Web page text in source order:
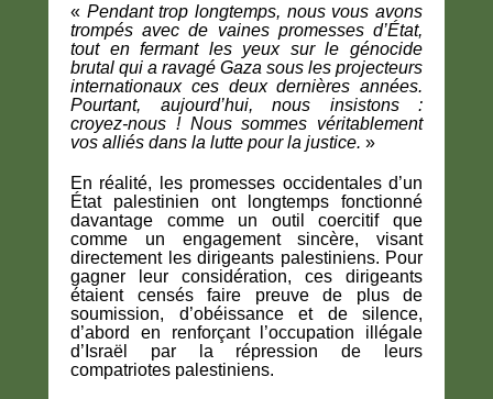
« Pendant trop longtemps, nous vous avons
trompés avec de vaines promesses d’État,
tout en fermant les yeux sur le génocide
brutal qui a ravagé Gaza sous les projecteurs
internationaux ces deux dernières années.
Pourtant, aujourd’hui, nous insistons :
croyez-nous ! Nous sommes véritablement
vos alliés dans la lutte pour la justice. »
En réalité, les promesses occidentales d’un
État palestinien ont longtemps fonctionné
davantage comme un outil coercitif que
comme un engagement sincère, visant
directement les dirigeants palestiniens. Pour
gagner leur considération, ces dirigeants
étaient censés faire preuve de plus de
soumission, d’obéissance et de silence,
d’abord en renforçant l’occupation illégale
d’Israël par la répression de leurs
compatriotes palestiniens.